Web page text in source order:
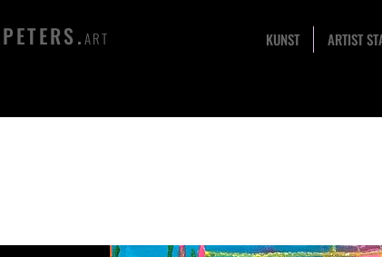
PETERS.ART KUNST ARTIST